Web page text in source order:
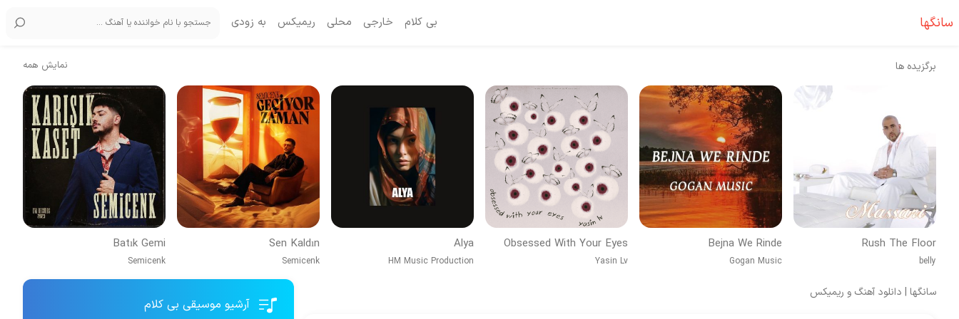
سانگها بی کلام خارجی محلی ریمیکس به زودی
برگزیده ها نمایش همه
Rush The Floor
belly
Bejna We Rinde
Gogan Music
Obsessed With Your Eyes
Yasin Lv
Alya
HM Music Production
Sen Kaldın
Semicenk
Batık Gemi
Semicenk
سانگها | دانلود آهنگ و ریمیکس
آرشیو موسیقی بی کلام